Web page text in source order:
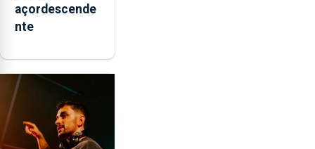
açordescende
nte